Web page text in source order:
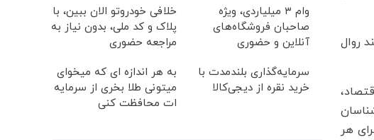
روال
هر
وام ۳ میلیاردی، ویژه
صاحبان فروشگاه‌های
آنلاین و حضوری
خلافی خودروتو الان ببین، با
پلاک و کد ملی، بدون نیاز به
مراجعه حضوری
سرمایه‌گذاری بلندمدت با
خرید نقره از دیجی‌کالا
به هر اندازه ای که میخوای
میتونی طلا بخری از سرمایه
ات محافظت کنی